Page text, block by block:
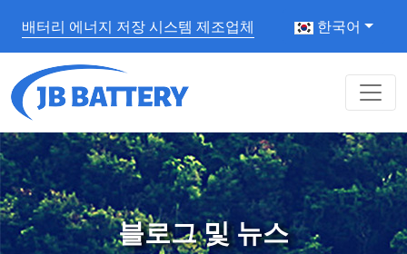
배터리 에너지 저장 시스템 제조업체 한국어
블로그 및 뉴스